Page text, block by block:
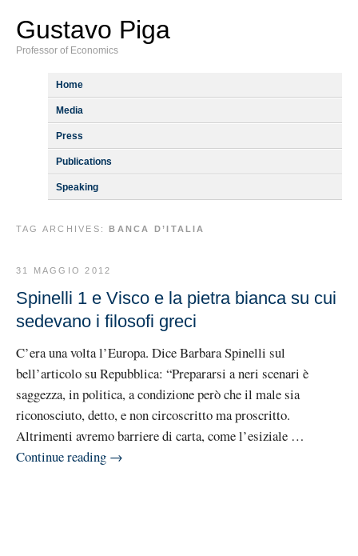
Gustavo Piga
Professor of Economics
Home
Media
Press
Publications
Speaking
TAG ARCHIVES:BANCA D’ITALIA
31 MAGGIO 2012
Spinelli 1 e Visco e la pietra bianca su cui
sedevano i filosofi greci
C’era una volta l’Europa. Dice Barbara Spinelli sul
bell’articolo su Repubblica: “Prepararsi a neri scenari è
saggezza, in politica, a condizione però che il male sia
riconosciuto, detto, e non circoscritto ma proscritto.
Altrimenti avremo barriere di carta, come l’esiziale …
Continue reading →